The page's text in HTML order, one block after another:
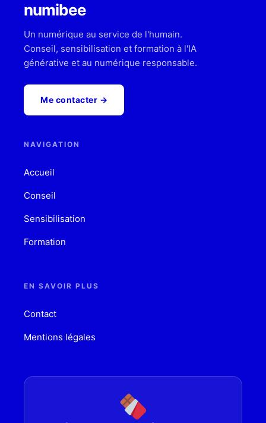
numibee
Un numérique au service de l'humain.
Conseil, sensibilisation et formation à l'IA
générative et au numérique responsable.
Me contacter →
NAVIGATION
Accueil
Conseil
Sensibilisation
Formation
EN SAVOIR PLUS
Contact
Mentions légales